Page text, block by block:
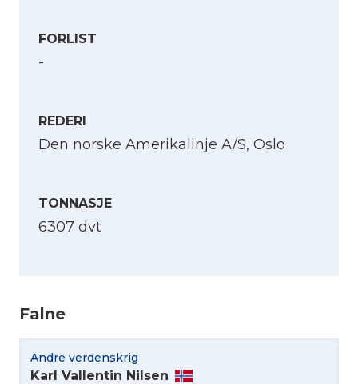
FORLIST
-
REDERI
Den norske Amerikalinje A/S, Oslo
TONNASJE
6307 dvt
Falne
Andre verdenskrig
Karl Vallentin Nilsen
Velg språk